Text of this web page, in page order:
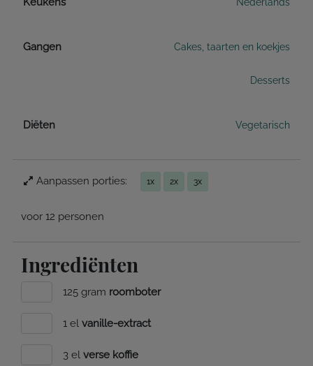
Nederlands
Gangen Cakes, taarten en koekjes
Desserts
Diëten Vegetarisch
Aanpassen porties: 1x 2x 3x
voor 12 personen
Ingrediënten
125 gram roomboter
1 el vanille-extract
3 el verse koffie